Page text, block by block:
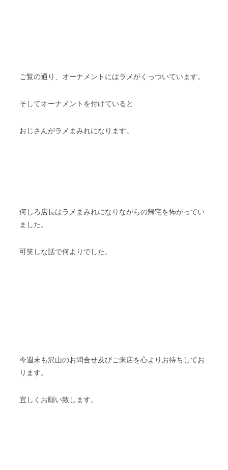
ご覧の通り、オーナメントにはラメがくっついています。
そしてオーナメントを付けていると
おじさんがラメまみれになります。
何しろ店長はラメまみれになりながらの帰宅を怖がってい
ました。
可笑しな話で何よりでした。
今週末も沢山のお問合せ及びご来店を心よりお待ちしてお
ります。
宜しくお願い致します。